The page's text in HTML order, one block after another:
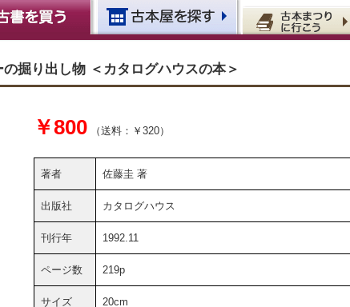
掘り出し物 ＜カタログハウスの本＞
￥800 （送料：￥320）
著者 佐藤圭 著
出版社 カタログハウス
刊行年 1992.11
ページ数 219p
サイズ 20cm